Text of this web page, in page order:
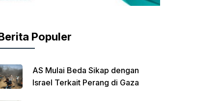
Populer
AS Mulai Beda Sikap dengan
Israel Terkait Perang di Gaza